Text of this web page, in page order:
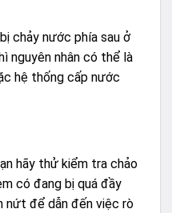
chảy nước phía sau ở
nguyên nhân có thể là
hệ thống cấp nước
hãy thử kiểm tra chảo
có đang bị quá đầy
nứt để dẫn đến việc rò